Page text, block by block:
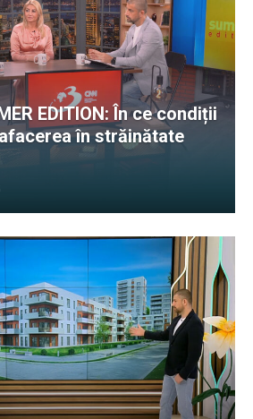
EDITION: În ce condiții
în străinătate